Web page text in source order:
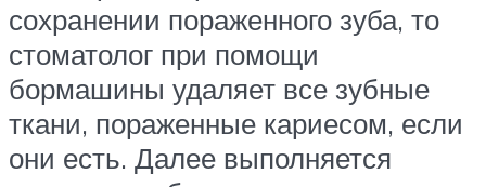
сохранении пораженного зуба, то
стоматолог при помощи
бормашины удаляет все зубные
ткани, пораженные кариесом, если
они есть. Далее выполняется